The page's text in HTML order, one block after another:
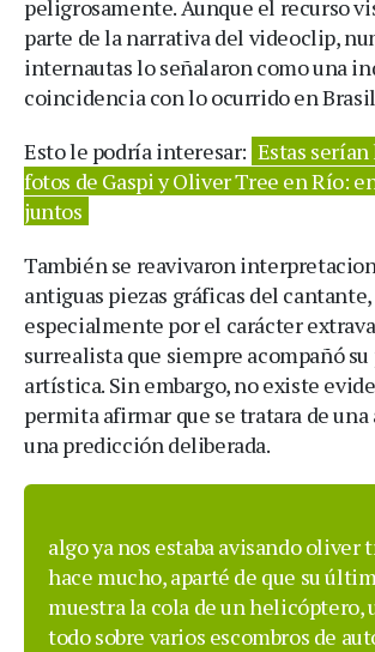
peligrosamente. Aunque el recurso
parte de la narrativa del videoclip,
internautas lo señalaron como una
coincidencia con lo ocurrido en
Esto le podría interesar: Estas
fotos de Gaspi y Oliver Tree en Río:
juntos
También se reavivaron
antiguas piezas gráficas del cantante,
especialmente por el carácter
surrealista que siempre acompañó
artística. Sin embargo, no existe
permita afirmar que se tratara de
una predicción deliberada.
algo ya nos estaba avisando oliver
hace mucho, aparté de que su
muestra la cola de un helicóptero,
todo sobre varios escombros de